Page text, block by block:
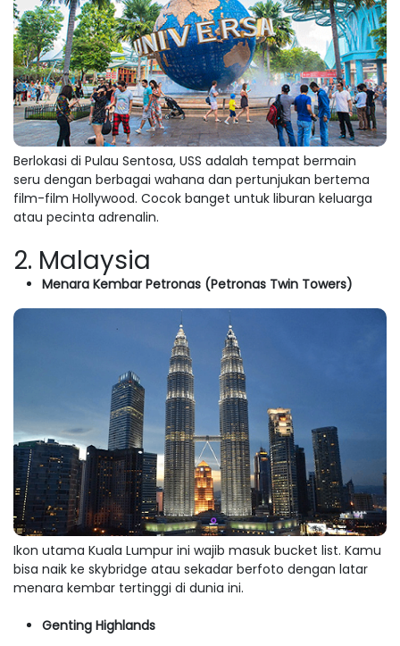
Berlokasi di Pulau Sentosa, USS adalah tempat bermain
seru dengan berbagai wahana dan pertunjukan bertema
film-film Hollywood. Cocok banget untuk liburan keluarga
atau pecinta adrenalin.
2. Malaysia
Menara Kembar Petronas (Petronas Twin Towers)
Ikon utama Kuala Lumpur ini wajib masuk bucket list. Kamu
bisa naik ke skybridge atau sekadar berfoto dengan latar
menara kembar tertinggi di dunia ini.
Genting Highlands